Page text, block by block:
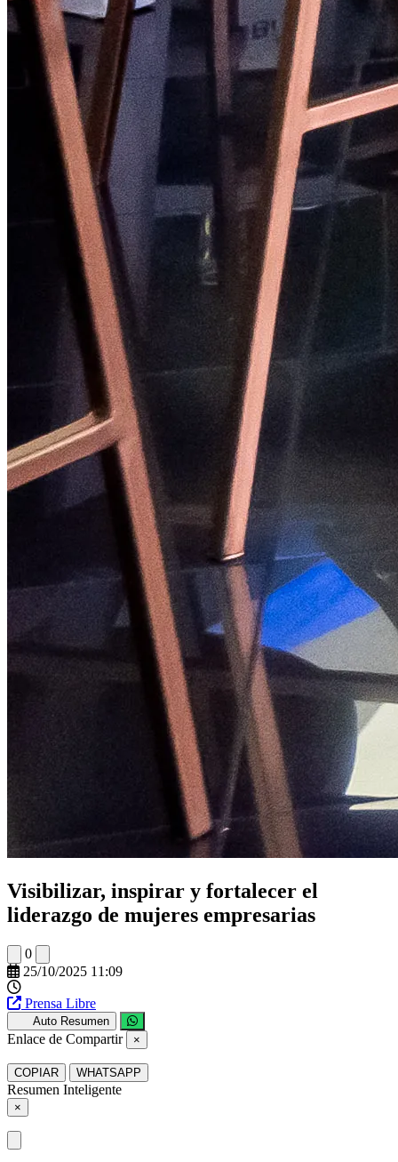
Visibilizar, inspirar y fortalecer el
liderazgo de mujeres empresarias
0
25/10/2025 11:09
Prensa Libre
Auto Resumen
Enlace de Compartir ×
COPIAR WHATSAPP
Resumen Inteligente
×